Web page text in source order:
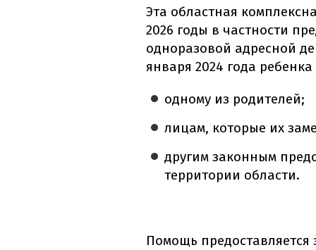
Эта областная
2026 годы в частности
одноразовой адресной
января 2024 года
одному из родителей;
лицам, которые их
другим законным
территории области.
Помощь предоставляется